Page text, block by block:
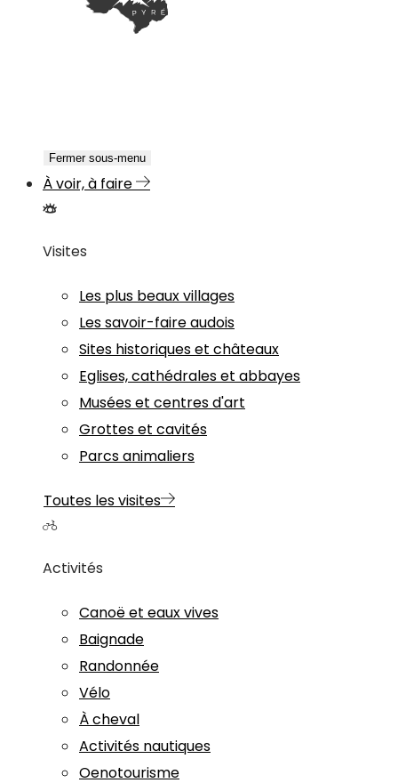
Fermer sous-menu
À voir, à faire
Visites
Les plus beaux villages
Les savoir-faire audois
Sites historiques et châteaux
Eglises, cathédrales et abbayes
Musées et centres d'art
Grottes et cavités
Parcs animaliers
Toutes les visites
Activités
Canoë et eaux vives
Baignade
Randonnée
Vélo
À cheval
Activités nautiques
Oenotourisme